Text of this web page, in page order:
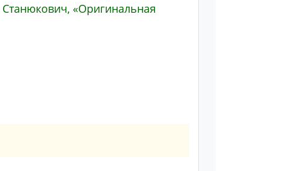
Станюкович, «Оригинальная